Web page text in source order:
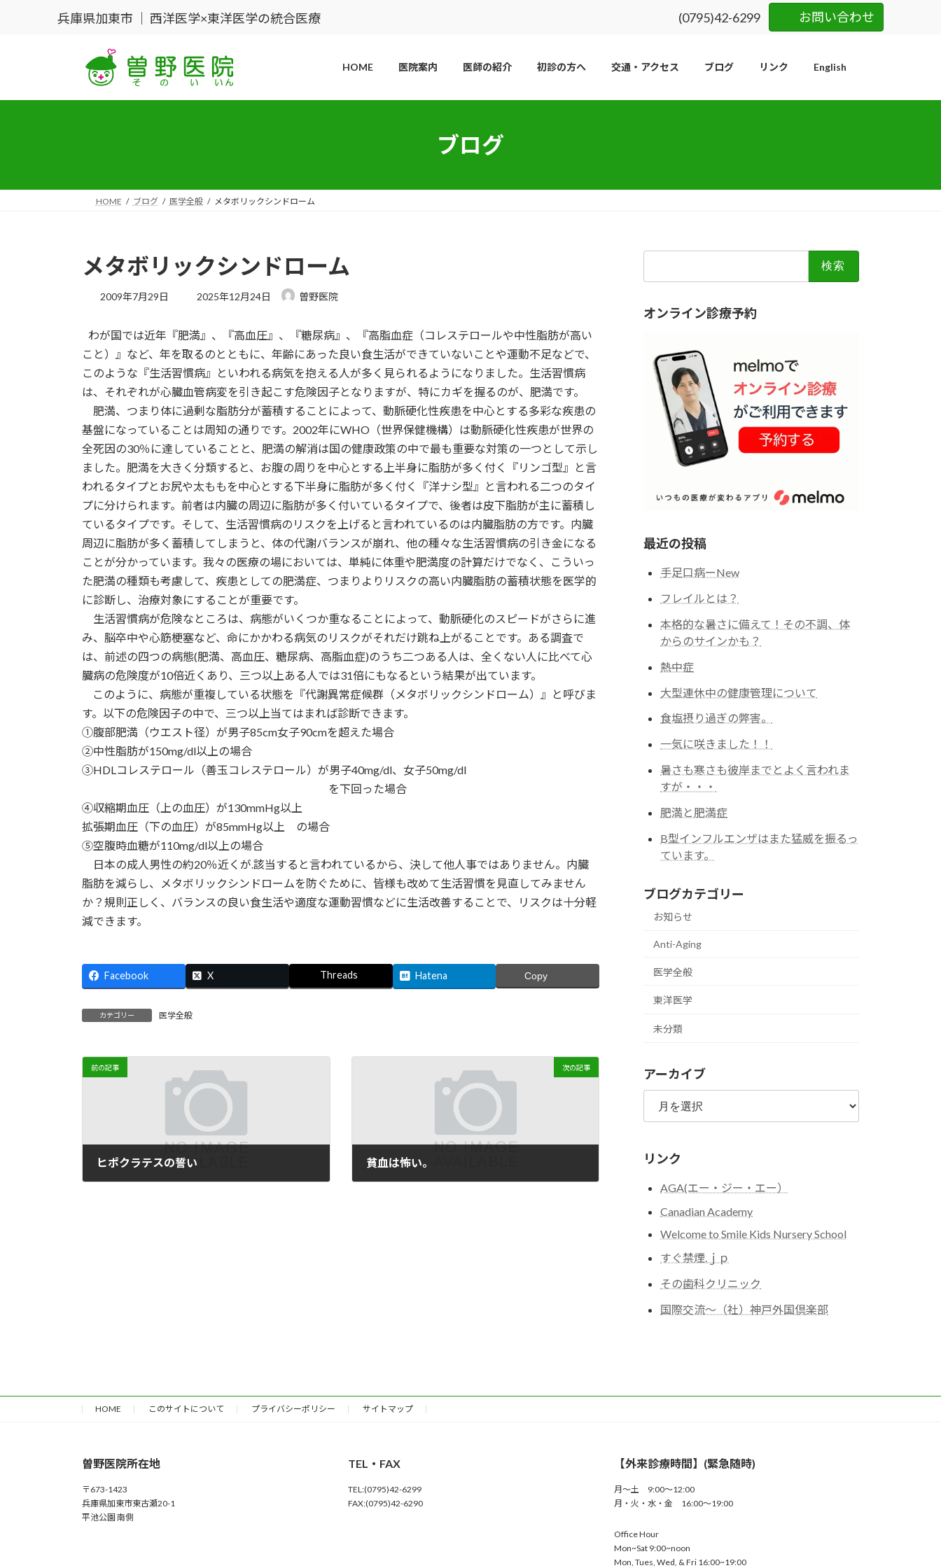
兵庫県加東市 ｜ 西洋医学×東洋医学の統合医療 (0795)42-6299 お問い合わせ
HOME 医院案内 医師の紹介 初診の方へ 交通・アクセス ブログ リンク English
ブログ
HOME ブログ 医学全般 メタボリックシンドローム
メタボリックシンドローム
2009年7月29日
最
新
日
:
2025年12月24日 曽野医院
わが国では近年『肥満』、『高血圧』、『糖尿病』、『高脂血症（コレステロールや中性脂肪が高い
こと）』など、年を取るのとともに、年齢にあった良い食生活ができていないことや運動不足などで、
このような『生活習慣病』といわれる病気を抱える人が多く見られるようになりました。生活習慣病
は、それぞれが心臓血管病変を引き起こす危険因子となりますが、特にカギを握るのが、肥満です。
肥満、つまり体に過剰な脂肪分が蓄積することによって、動脈硬化性疾患を中心とする多彩な疾患の
基盤になっていることは周知の通りです。2002年にWHO（世界保健機構）は動脈硬化性疾患が世界の
全死因の30％に達していることと、肥満の解消は国の健康政策の中で最も重要な対策の一つとして示し
ました。肥満を大きく分類すると、お腹の周りを中心とする上半身に脂肪が多く付く『リンゴ型』と言
われるタイプとお尻や太ももを中心とする下半身に脂肪が多く付く『洋ナシ型』と言われる二つのタイ
プに分けられます。前者は内臓の周辺に脂肪が多く付いているタイプで、後者は皮下脂肪が主に蓄積し
ているタイプです。そして、生活習慣病のリスクを上げると言われているのは内臓脂肪の方です。内臓
周辺に脂肪が多く蓄積してしまうと、体の代謝バランスが崩れ、他の種々な生活習慣病の引き金になる
ことが分かっています。我々の医療の場においては、単純に体重や肥満度の計算だけでなく、こういっ
た肥満の種類も考慮して、疾患としての肥満症、つまりよりリスクの高い内臓脂肪の蓄積状態を医学的
に診断し、治療対象にすることが重要です。
生活習慣病が危険なところは、病態がいくつか重なることによって、動脈硬化のスピードがさらに進
み、脳卒中や心筋梗塞など、命にかかわる病気のリスクがそれだけ跳ね上がることです。ある調査で
は、前述の四つの病態(肥満、高血圧、糖尿病、高脂血症)のうち二つある人は、全くない人に比べて心
臓病の危険度が10倍近くあり、三つ以上ある人では31倍にもなるという結果が出ています。
このように、病態が重複している状態を『代謝異常症候群（メタボリックシンドローム）』と呼びま
す。以下の危険因子の中で、三つ以上当てはまれば診断できます。
①腹部肥満（ウエスト径）が男子85cm女子90cmを超えた場合
②中性脂肪が150mg/dl以上の場合
③HDLコレステロール（善玉コレステロール）が男子40mg/dl、女子50mg/dl
を下回った場合
④収縮期血圧（上の血圧）が130mmHg以上
拡張期血圧（下の血圧）が85mmHg以上 の場合
⑤空腹時血糖が110mg/dl以上の場合
日本の成人男性の約20％近くが.該当すると言われているから、決して他人事ではありません。内臓
脂肪を減らし、メタボリックシンドロームを防ぐために、皆様も改めて生活習慣を見直してみません
か？規則正しく、バランスの良い食生活や適度な運動習慣などに生活改善することで、リスクは十分軽
減できます。
Facebook X Threads Hatena Copy
カテゴリー 医学全般
前の記事
ヒポクラテスの誓い
次の記事
貧血は怖い。
オンライン診療予約
最近の投稿
手足口病ーNew
フレイルとは？
本格的な暑さに備えて！その不調、体
からのサインかも？
熱中症
大型連休中の健康管理について
食塩摂り過ぎの弊害。
一気に咲きました！！
暑さも寒さも彼岸までとよく言われま
すが・・・
肥満と肥満症
B型インフルエンザはまた猛威を振るっ
ています。
ブログカテゴリー
お知らせ
Anti-Aging
医学全般
東洋医学
未分類
アーカイブ
ア
カ
ブ
リンク
AGA(エー・ジー・エー）
Canadian Academy
Welcome to Smile Kids Nursery School
すぐ禁煙.ｊｐ
その歯科クリニック
国際交流～（社）神戸外国倶楽部
HOME このサイトについて プライバシーポリシー サイトマップ
曽野医院所在地
〒673-1423
兵庫県加東市東古瀬20-1
平池公園 南側
TEL・FAX
TEL:(0795)42-6299
FAX:(0795)42-6290
【外来診療時間】(緊急随時)
月～土 9:00～12:00
月・火・水・金 16:00～19:00
Office Hour
Mon~Sat 9:00~noon
Mon, Tues, Wed, & Fri 16:00~19:00